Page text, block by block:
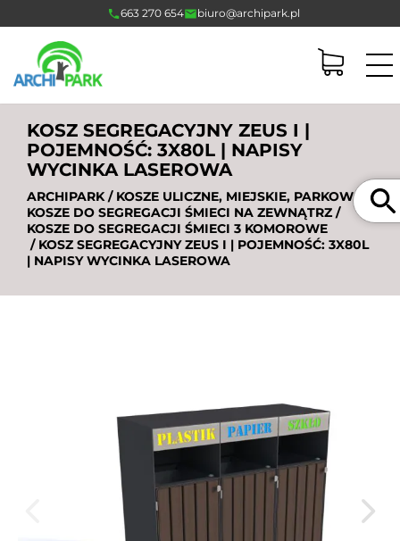
663 270 654 biuro@archipark.pl
KOSZ SEGREGACYJNY ZEUS I |
POJEMNOŚĆ: 3X80L | NAPISY
WYCINKA LASEROWA
ARCHIPARK/ KOSZE ULICZNE, MIEJSKIE, PARKOWE
/
KOSZE DO SEGREGACJI ŚMIECI NA ZEWNĄTRZ /
KOSZE DO SEGREGACJI ŚMIECI 3 KOMOROWE
/ KOSZ SEGREGACYJNY ZEUS I | POJEMNOŚĆ: 3X80L
| NAPISY WYCINKA LASEROWA
Szukaj